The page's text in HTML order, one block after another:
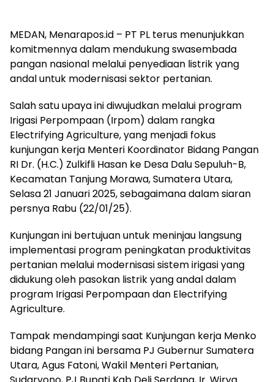
MEDAN, Menarapos.id – PT PL terus menunjukkan
komitmennya dalam mendukung swasembada
pangan nasional melalui penyediaan listrik yang
andal untuk modernisasi sektor pertanian.
Salah satu upaya ini diwujudkan melalui program
Irigasi Perpompaan (Irpom) dalam rangka
Electrifying Agriculture, yang menjadi fokus
kunjungan kerja Menteri Koordinator Bidang Pangan
RI Dr. (H.C.) Zulkifli Hasan ke Desa Dalu Sepuluh-B,
Kecamatan Tanjung Morawa, Sumatera Utara,
Selasa 21 Januari 2025, sebagaimana dalam siaran
persnya Rabu (22/01/25).
Kunjungan ini bertujuan untuk meninjau langsung
implementasi program peningkatan produktivitas
pertanian melalui modernisasi sistem irigasi yang
didukung oleh pasokan listrik yang andal dalam
program Irigasi Perpompaan dan Electrifying
Agriculture.
Tampak mendampingi saat Kunjungan kerja Menko
bidang Pangan ini bersama PJ Gubernur Sumatera
Utara, Agus Fatoni, Wakil Menteri Pertanian,